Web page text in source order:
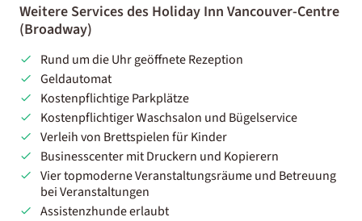
Weitere Services des Holiday Inn Vancouver-Centre
(Broadway)
Rund um die Uhr geöffnete Rezeption
Geldautomat
Kostenpflichtige Parkplätze
Kostenpflichtiger Waschsalon und Bügelservice
Verleih von Brettspielen für Kinder
Businesscenter mit Druckern und Kopierern
Vier topmoderne Veranstaltungsräume und Betreuung
bei Veranstaltungen
Assistenzhunde erlaubt